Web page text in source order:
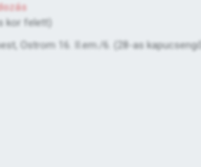
kor felett)
Ostrom 16. II.em./6. (28-as kapucsengő)